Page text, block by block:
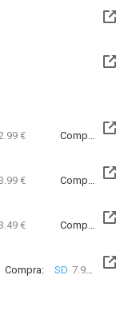
(Quedan 3 años)
(Quedan 3 años)
€ Compra: SD
€ Compra: SD
€ Compra: SD
Compra: SD 7.99 € HD